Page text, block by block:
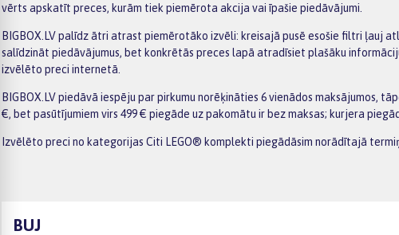
vērts apskatīt preces, kurām tiek piemērota akcija vai īpašie piedāvājumi.
BIGBOX.LV palīdz ātri atrast piemērotāko izvēli: kreisajā pusē esošie filtri ļauj
salīdzināt piedāvājumus, bet konkrētās preces lapā atradīsiet plašāku
izvēlēto preci internetā.
BIGBOX.LV piedāvā iespēju par pirkumu norēķināties 6 vienādos
€, bet pasūtījumiem virs 499 € piegāde uz pakomātu ir bez maksas; kurjera
Izvēlēto preci no kategorijas Citi LEGO® komplekti piegādāsim norādītajā
BUJ